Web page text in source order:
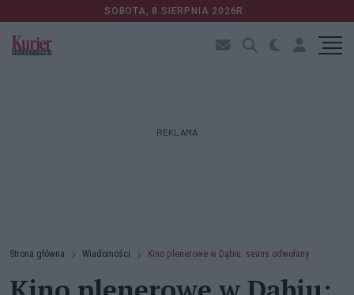
SOBOTA, 8 SIERPNIA 2026R.
REKLAMA
Strona główna Wiadomości Kino plenerowe w Dąbiu: seans odwołany